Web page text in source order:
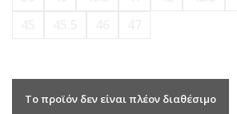
Το προϊόν δεν είναι πλέον διαθέσιμο